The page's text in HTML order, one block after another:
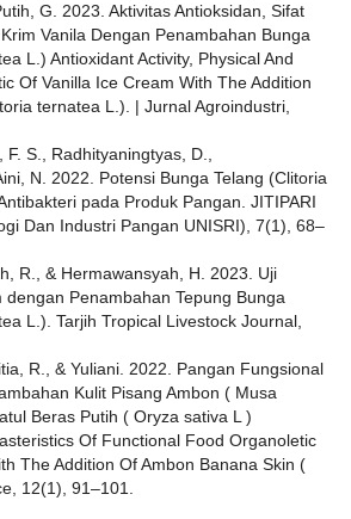
G. 2023. Aktivitas Antioksidan, Sifat
Vanila Dengan Penambahan Bunga
L.) Antioxidant Activity, Physical And
Of Vanilla Ice Cream With The Addition
ternatea L.). | Jurnal Agroindustri,
S., Radhityaningtyas, D.,
N. 2022. Potensi Bunga Telang (Clitoria
pada Produk Pangan. JITIPARI
Dan Industri Pangan UNISRI), 7(1), 68–
R., & Hermawansyah, H. 2023. Uji
dengan Penambahan Tepung Bunga
L.). Tarjih Tropical Livestock Journal,
R., & Yuliani. 2022. Pangan Fungsional
Kulit Pisang Ambon ( Musa
Beras Putih ( Oryza sativa L )
Of Functional Food Organoletic
The Addition Of Ambon Banana Skin (
12(1), 91–101.